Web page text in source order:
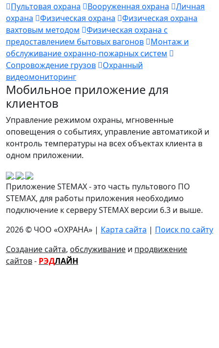
Пультовая охрана Вооруженная охрана
Личная
охрана
Физическая охрана
Физическая охрана
вахтовым методом
Физическая охрана с
предоставлением бытовых вагонов
Монтаж и
обслуживание охранно-пожарных систем
Сопровождение грузов
Охранный
видеомониторинг
Мобильное приложение для
клиентов
Управление режимом охраны, мгновенные
оповещения о событиях, управление автоматикой и
контроль температуры на всех объектах клиента в
одном приложении.
Приложение STEMAX - это часть пультового ПО
STEMAX, для работы приложения необходимо
подключение к серверу STEMAX версии 6.3 и выше.
2026 © ЧОО «ОХРАНА» | Карта сайта | Поиск по сайту
Создание сайта, обслуживание и продвижение
сайтов- РЭДЛАЙН